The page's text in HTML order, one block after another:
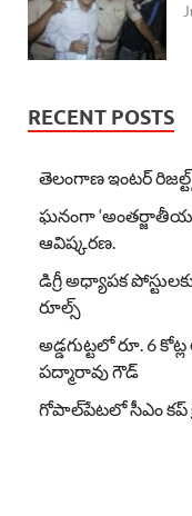
RECENT POSTS
తెలంగాణ ఇంటర్
ఘనంగా ‘అంతర్జాతీయ
ఆవిష్కరణ.
డిగ్రీ అధ్యాపక
రూల్స్
అడ్డగుట్టలో రూ. 6
పద్మారావు గౌడ్
గోపాల్‌పేటలో సీఎం కప్